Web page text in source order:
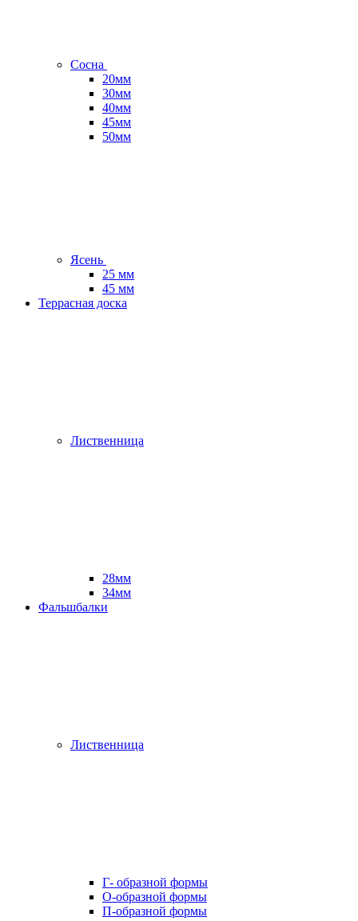
Сосна
20мм
30мм
40мм
45мм
50мм
Ясень
25 мм
45 мм
Террасная доска
Лиственница
28мм
34мм
Фальшбалки
Лиственница
Г- образной формы
О-образной формы
П-образной формы